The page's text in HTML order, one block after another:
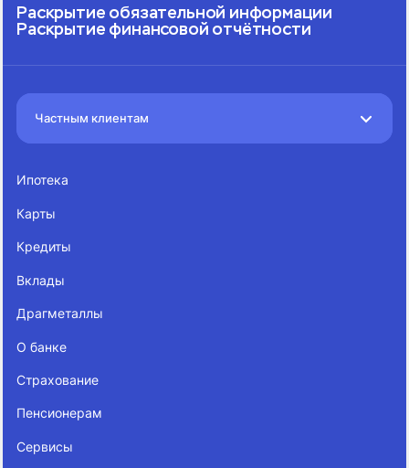
Раскрытие обязательной информации
Раскрытие финансовой отчётности
Частным клиентам
Ипотека
Карты
Кредиты
Вклады
Драгметаллы
О банке
Страхование
Пенсионерам
Сервисы